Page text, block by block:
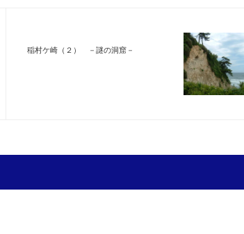
稲村ケ崎（２） －謎の洞窟－